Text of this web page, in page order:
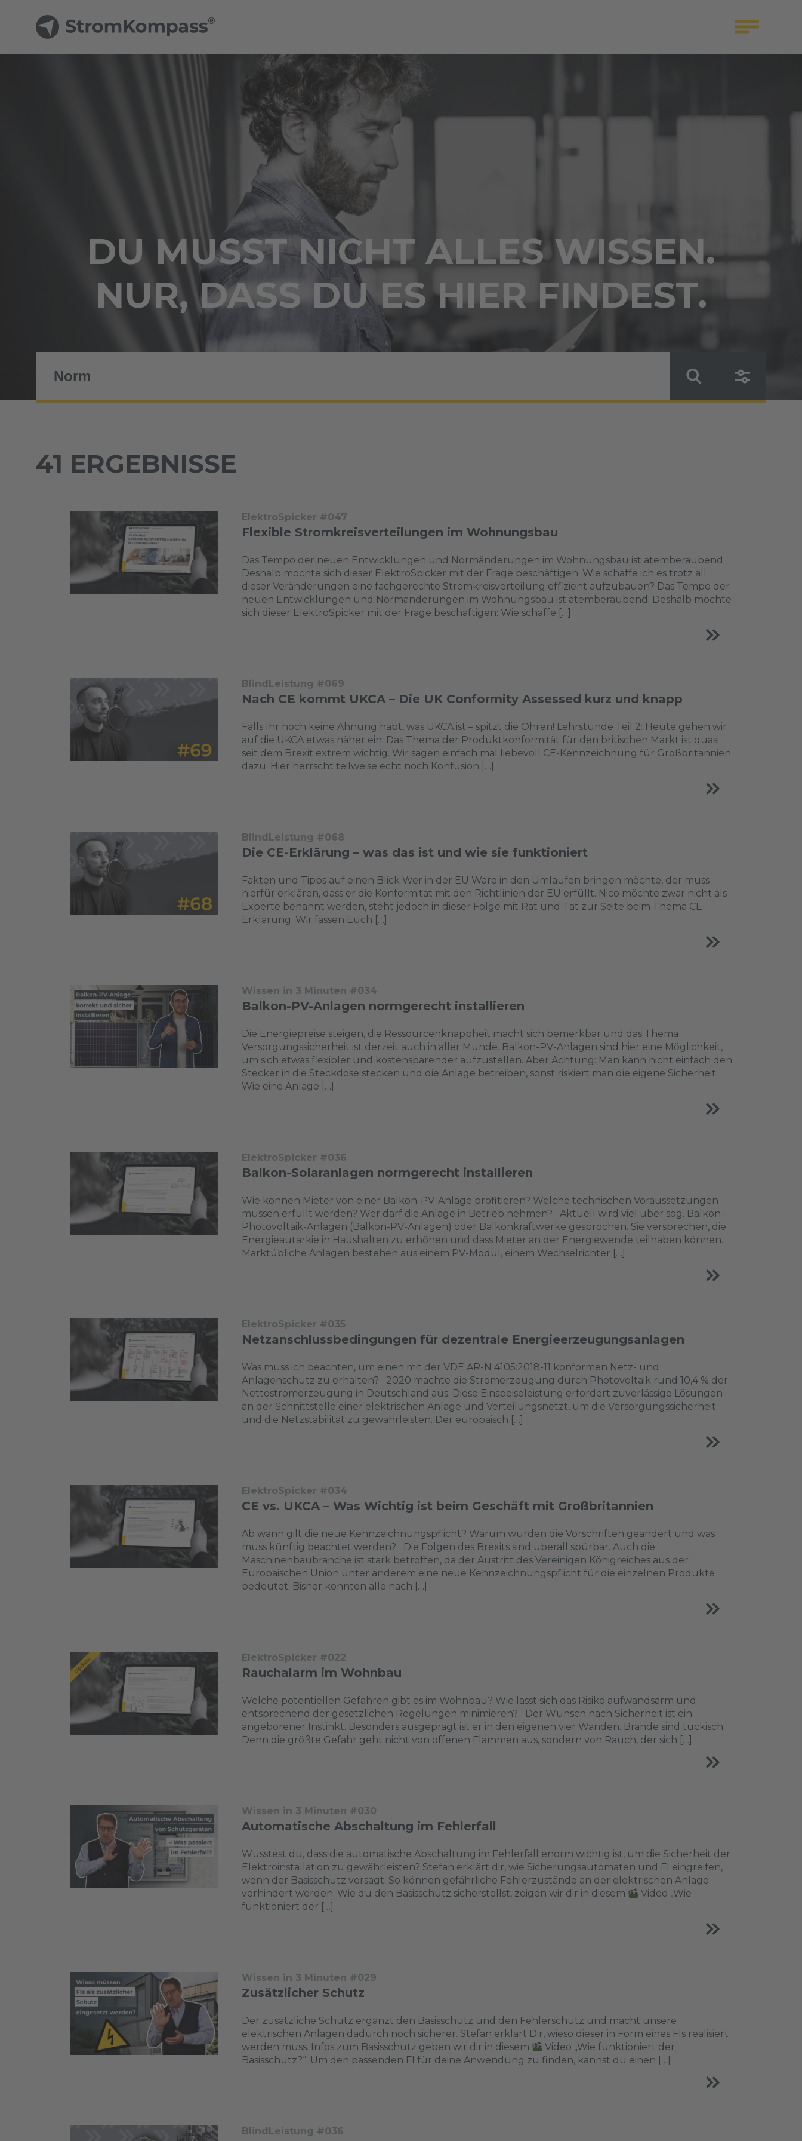
DU MUSST NICHT ALLES WISSEN.
NUR, DASS DU ES HIER FINDEST.
41 ERGEBNISSE
ElektroSpicker #047
Flexible Stromkreisverteilungen im Wohnungsbau
Das Tempo der neuen Entwicklungen und Normänderungen im Wohnungsbau ist atemberaubend.
Deshalb möchte sich dieser ElektroSpicker mit der Frage beschäftigen: Wie schaffe ich es trotz all
dieser Veränderungen eine fachgerechte Stromkreisverteilung effizient aufzubauen? Das Tempo der
neuen Entwicklungen und Normänderungen im Wohnungsbau ist atemberaubend. Deshalb möchte
sich dieser ElektroSpicker mit der Frage beschäftigen: Wie schaffe […]
BlindLeistung #069
Nach CE kommt UKCA – Die UK Conformity Assessed kurz und knapp
Falls Ihr noch keine Ahnung habt, was UKCA ist – spitzt die Ohren! Lehrstunde Teil 2: Heute gehen wir
auf die UKCA etwas näher ein. Das Thema der Produktkonformität für den britischen Markt ist quasi
seit dem Brexit extrem wichtig. Wir sagen einfach mal liebevoll CE-Kennzeichnung für Großbritannien
dazu. Hier herrscht teilweise echt noch Konfusion […]
BlindLeistung #068
Die CE-Erklärung – was das ist und wie sie funktioniert
Fakten und Tipps auf einen Blick Wer in der EU Ware in den Umlaufen bringen möchte, der muss
hierfür erklären, dass er die Konformität mit den Richtlinien der EU erfüllt. Nico möchte zwar nicht als
Experte benannt werden, steht jedoch in dieser Folge mit Rat und Tat zur Seite beim Thema CE-
Erklärung. Wir fassen Euch […]
Wissen in 3 Minuten #034
Balkon-PV-Anlagen normgerecht installieren
Die Energiepreise steigen, die Ressourcenknappheit macht sich bemerkbar und das Thema
Versorgungssicherheit ist derzeit auch in aller Munde. Balkon-PV-Anlagen sind hier eine Möglichkeit,
um sich etwas flexibler und kostensparender aufzustellen. Aber Achtung: Man kann nicht einfach den
Stecker in die Steckdose stecken und die Anlage betreiben, sonst riskiert man die eigene Sicherheit.
Wie eine Anlage […]
ElektroSpicker #036
Balkon-Solaranlagen normgerecht installieren
Wie können Mieter von einer Balkon-PV-Anlage profitieren? Welche technischen Voraussetzungen
müssen erfüllt werden? Wer darf die Anlage in Betrieb nehmen? Aktuell wird viel über sog. Balkon-
Photovoltaik-Anlagen (Balkon-PV-Anlagen) oder Balkonkraftwerke gesprochen. Sie versprechen, die
Energieautarkie in Haushalten zu erhöhen und dass Mieter an der Energiewende teilhaben können.
Marktübliche Anlagen bestehen aus einem PV-Modul, einem Wechselrichter […]
ElektroSpicker #035
Netzanschlussbedingungen für dezentrale Energieerzeugungsanlagen
Was muss ich beachten, um einen mit der VDE AR-N 4105:2018-11 konformen Netz- und
Anlagenschutz zu erhalten? 2020 machte die Stromerzeugung durch Photovoltaik rund 10,4 % der
Nettostromerzeugung in Deutschland aus. Diese Einspeiseleistung erfordert zuverlässige Lösungen
an der Schnittstelle einer elektrischen Anlage und Verteilungsnetzt, um die Versorgungssicherheit
und die Netzstabilität zu gewährleisten. Der europäisch […]
ElektroSpicker #034
CE vs. UKCA – Was Wichtig ist beim Geschäft mit Großbritannien
Ab wann gilt die neue Kennzeichnungspflicht? Warum wurden die Vorschriften geändert und was
muss künftig beachtet werden? Die Folgen des Brexits sind überall spürbar. Auch die
Maschinenbaubranche ist stark betroffen, da der Austritt des Vereinigen Königreiches aus der
Europäischen Union unter anderem eine neue Kennzeichnungspflicht für die einzelnen Produkte
bedeutet. Bisher konnten alle nach […]
ElektroSpicker #022
Rauchalarm im Wohnbau
Welche potentiellen Gefahren gibt es im Wohnbau? Wie lässt sich das Risiko aufwandsarm und
entsprechend der gesetzlichen Regelungen minimieren? Der Wunsch nach Sicherheit ist ein
angeborener Instinkt. Besonders ausgeprägt ist er in den eigenen vier Wänden. Brände sind tückisch.
Denn die größte Gefahr geht nicht von offenen Flammen aus, sondern von Rauch, der sich […]
Wissen in 3 Minuten #030
Automatische Abschaltung im Fehlerfall
Wusstest du, dass die automatische Abschaltung im Fehlerfall enorm wichtig ist, um die Sicherheit der
Elektroinstallation zu gewährleisten? Stefan erklärt dir, wie Sicherungsautomaten und FI eingreifen,
wenn der Basisschutz versagt. So können gefährliche Fehlerzustände an der elektrischen Anlage
verhindert werden. Wie du den Basisschutz sicherstellst, zeigen wir dir in diesem
Video „Wie
funktioniert der […]
Wissen in 3 Minuten #029
Zusätzlicher Schutz
Der zusätzliche Schutz ergänzt den Basisschutz und den Fehlerschutz und macht unsere
elektrischen Anlagen dadurch noch sicherer. Stefan erklärt Dir, wieso dieser in Form eines FIs realisiert
werden muss. Infos zum Basisschutz geben wir dir in diesem
Video „Wie funktioniert der
Basisschutz?“. Um den passenden FI für deine Anwendung zu finden, kannst du einen […]
BlindLeistung #036